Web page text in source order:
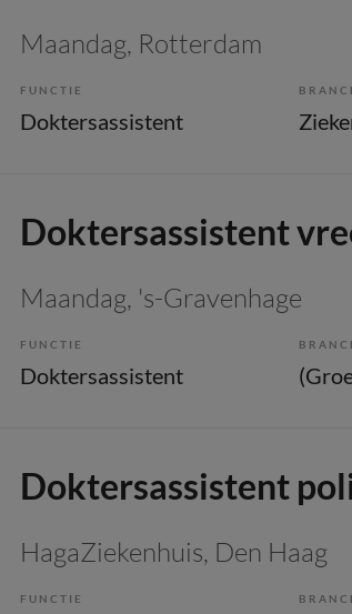
Maandag, Rotterdam
FUNCTIE
Doktersassistent
Doktersassistent
Maandag, 's-Gravenhage
FUNCTIE
Doktersassistent
Doktersassistent
HagaZiekenhuis, Den Haag
FUNCTIE